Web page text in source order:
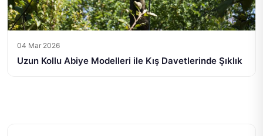
04 Mar 2026
Uzun Kollu Abiye Modelleri ile Kış Davetlerinde Şıklık